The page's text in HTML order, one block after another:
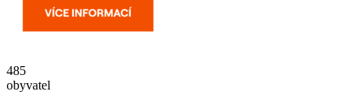
485
obyvatel